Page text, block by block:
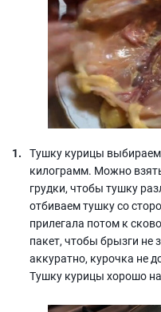
Тушку курицы
килограмм. Можно
грудки, чтобы тушку
отбиваем тушку со
прилегала потом к
пакет, чтобы брызги не
аккуратно, курочка не
Тушку курицы хорошо